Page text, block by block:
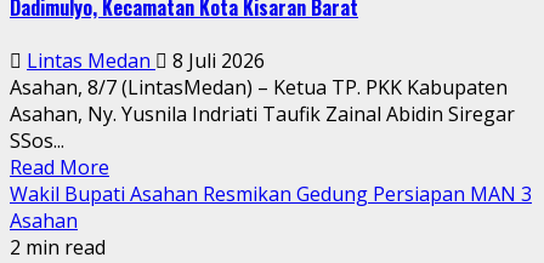
Dadimulyo, Kecamatan Kota Kisaran Barat
Lintas Medan
8 Juli 2026
Asahan, 8/7 (LintasMedan) – Ketua TP. PKK Kabupaten
Asahan, Ny. Yusnila Indriati Taufik Zainal Abidin Siregar
SSos...
Read More
Wakil Bupati Asahan Resmikan Gedung Persiapan MAN 3
Asahan
2 min read